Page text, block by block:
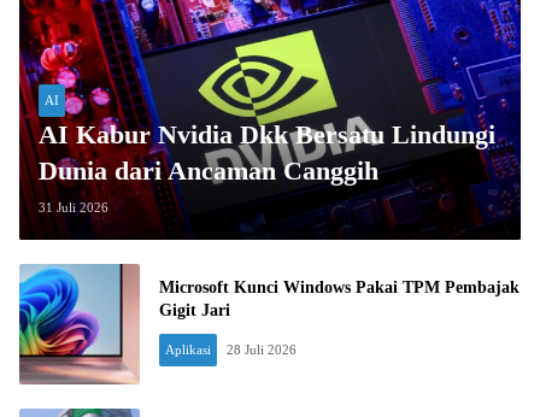
AI
AI Kabur Nvidia Dkk Bersatu Lindungi
Dunia dari Ancaman Canggih
31 Juli 2026
Microsoft Kunci Windows Pakai TPM Pembajak
Gigit Jari
Aplikasi 28 Juli 2026